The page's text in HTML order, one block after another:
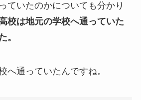
ていたのかについても分かり
校は地元の学校へ通っていた
。
へ通っていたんですね。